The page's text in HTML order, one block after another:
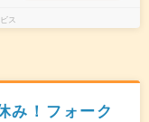
ス
み！フォーク